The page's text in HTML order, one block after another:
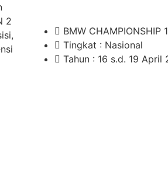
2
BMW CHAMPIONSHIP
Tingkat : Nasional
Tahun : 16 s.d. 19 April